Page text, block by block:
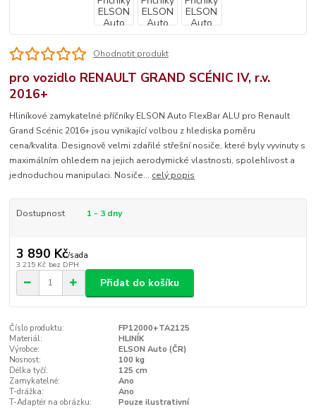
Ohodnotit produkt
pro vozidlo RENAULT GRAND SCÉNIC IV, r.v.
2016+
Hliníkové zamykatelné příčníky ELSON Auto FlexBar ALU pro Renault
Grand Scénic 2016+ jsou vynikající volbou z hlediska poměru
cena/kvalita. Designově velmi zdařilé střešní nosiče, které byly vyvinuty s
maximálním ohledem na jejich aerodymické vlastnosti, spolehlivost a
jednoduchou manipulaci. Nosiče... celý popis
Dostupnost 1 - 3 dny
3 890 Kč/sada
3 215 Kč bez DPH
Přidat do košíku
Číslo produktu:
FP12000+TA2125
Materiál:
HLINÍK
Výrobce:
ELSON Auto (ČR)
Nosnost:
100 kg
Délka tyčí:
125 cm
Zamykatelné:
Ano
T-drážka:
Ano
T-Adaptér na obrázku:
Pouze ilustrativní